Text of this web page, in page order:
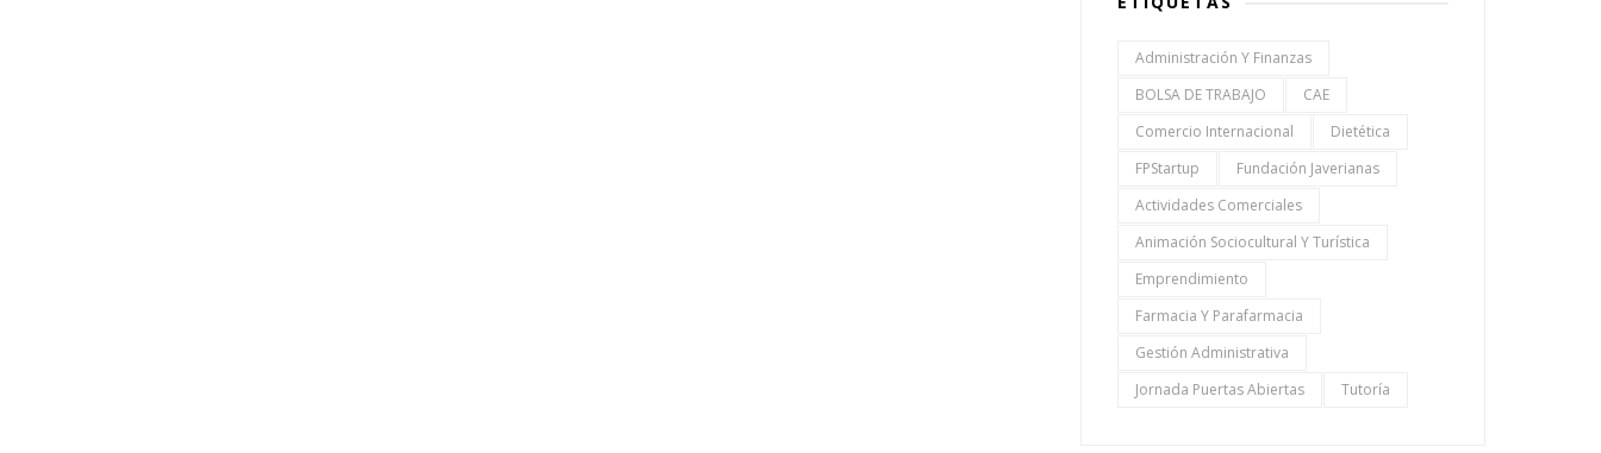
Administración Y Finanzas
BOLSA DE TRABAJO
CAE
Comercio Internacional
Dietética
FPStartup
Fundación Javerianas
Actividades Comerciales
Animación Sociocultural Y Turística
Emprendimiento
Farmacia Y Parafarmacia
Gestión Administrativa
Jornada Puertas Abiertas
Tutoría